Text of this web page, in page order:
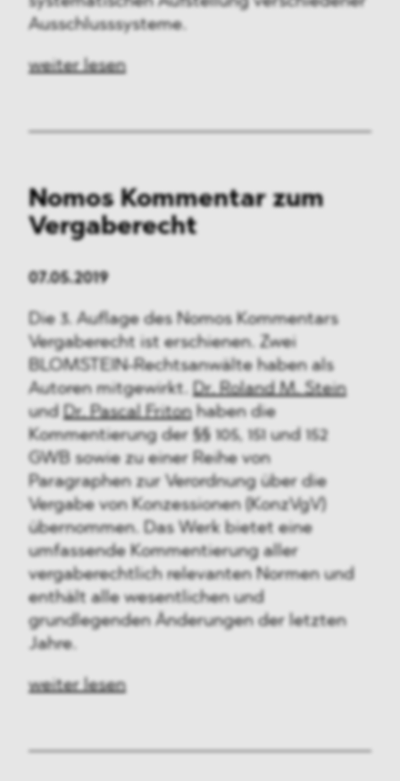
Banken & Finanzen
Pharma & Healthcare
Allgemeines
Ausschlusssysteme.
weiter lesen
Nomos Kommentar zum
Vergaberecht
07.05.2019
Die 3. Auflage des Nomos Kommentars
Vergaberecht ist erschienen. Zwei
BLOMSTEIN-Rechtsanwälte haben als
Autoren mitgewirkt. Dr. Roland M. Stein
und Dr. Pascal Fritonhaben die
Kommentierung der §§ 105, 151 und 152
GWB sowie zu einer Reihe von
Paragraphen zur Verordnung über die
Vergabe von Konzessionen (KonzVgV)
übernommen. Das Werk bietet eine
umfassende Kommentierung aller
vergaberechtlich relevanten Normen und
enthält alle wesentlichen und
grundlegenden Änderungen der letzten
Jahre.
weiter lesen